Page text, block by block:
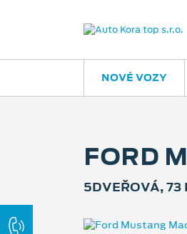
NOVÉ VOZY
FORD
5DVEŘOVÁ, 73